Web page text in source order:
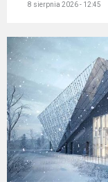
8 sierpnia 2026 - 12:45